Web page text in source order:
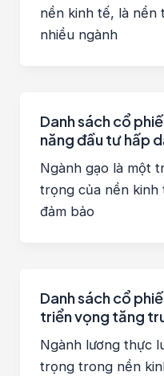
nền kinh tế, là nền
nhiều ngành
Danh sách cổ
năng đầu tư hấp
Ngành gạo là một
trọng của nền kinh
đảm bảo
Danh sách cổ
triển vọng tăng
Ngành lương thực
trọng trong nền